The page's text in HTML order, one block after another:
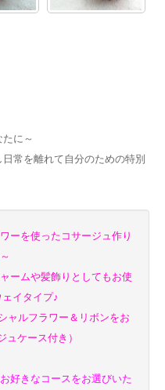
に～
常を離れて自分のための特別
ーを使ったコサージュ作り
ームや髪飾りとしてもお使
イタイプ♪
ャルフラワー＆リボンをお
ケース付き）
好きなコースをお選びいた